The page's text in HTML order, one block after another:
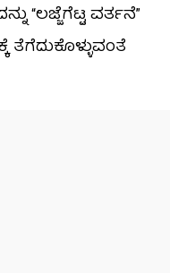
“ಲಜ್ಜೆಗೆಟ್ಟ ವರ್ತನೆ”
ತೆಗೆದುಕೊಳ್ಳುವಂತೆ